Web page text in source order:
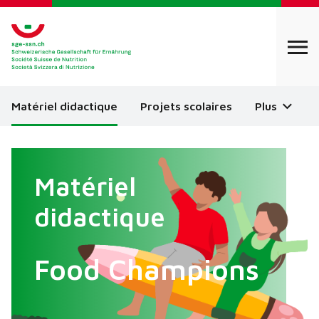
Matériel didactique Projets scolaires Plus
Matériel
didactique
Food Champions